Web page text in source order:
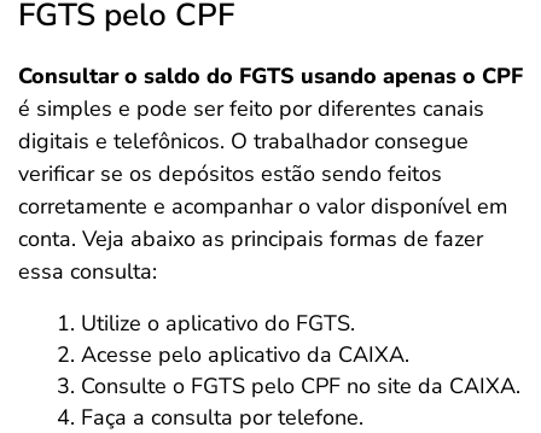
FGTS pelo CPF
Consultar o saldo do FGTS usando apenas o CPF
é simples e pode ser feito por diferentes canais
digitais e telefônicos. O trabalhador consegue
verificar se os depósitos estão sendo feitos
corretamente e acompanhar o valor disponível em
conta. Veja abaixo as principais formas de fazer
essa consulta:
Utilize o aplicativo do FGTS.
Acesse pelo aplicativo da CAIXA.
Consulte o FGTS pelo CPF no site da CAIXA.
Faça a consulta por telefone.